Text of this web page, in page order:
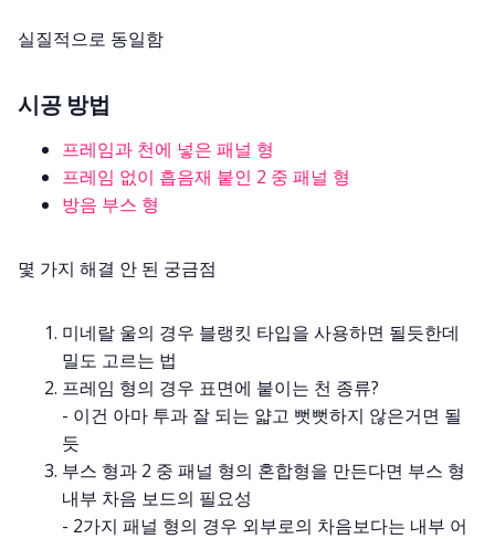
실질적으로 동일함
시공 방법
프레임과 천에 넣은 패널 형
프레임 없이 흡음재 붙인 2 중 패널 형
방음 부스 형
몇 가지 해결 안 된 궁금점
미네랄 울의 경우 블랭킷 타입을 사용하면 될듯한데
밀도 고르는 법
프레임 형의 경우 표면에 붙이는 천 종류?
- 이건 아마 투과 잘 되는 얇고 뻣뻣하지 않은거면 될
듯
부스 형과 2 중 패널 형의 혼합형을 만든다면 부스 형
내부 차음 보드의 필요성
- 2가지 패널 형의 경우 외부로의 차음보다는 내부 어